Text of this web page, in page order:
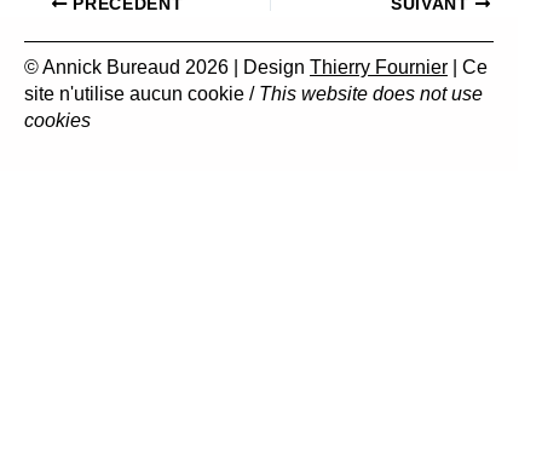
PRÉCÉDENT SUIVANT
© Annick Bureaud 2026 | Design Thierry Fournier | Ce
site n'utilise aucun cookie / This website does not use
cookies